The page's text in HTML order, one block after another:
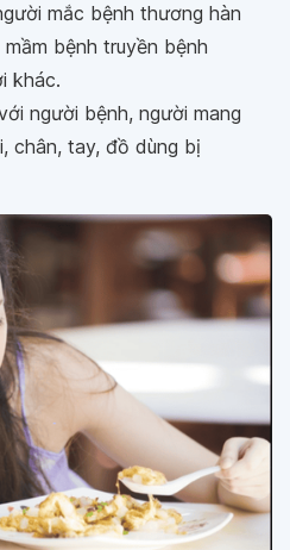
mắc bệnh thương hàn
bệnh truyền bệnh
khác.
người bệnh, người mang
chân, tay, đồ dùng bị